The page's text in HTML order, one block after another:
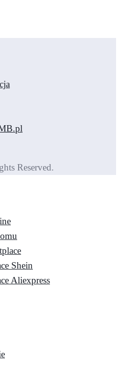
Reserved.
Shein
Aliexpress